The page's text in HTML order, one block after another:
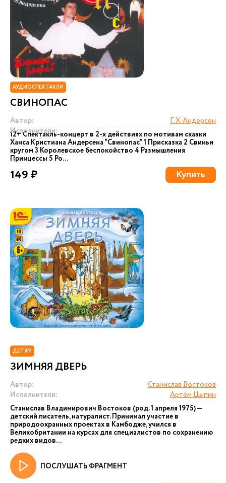
АУДИОСПЕКТАКЛИ
СВИНОПАС
Автор:
Г. Х. Андерсен
Исполнители:
12+ Cпектакль-концерт в 2-х действиях по мотивам сказки
Ханса Кристиана Андерсена “Свинопас” 1 Присказка 2 Свиньи
кругом 3 Королевское беспокойство 4 Размышления
Принцессы 5 Ро...
149 ₽ Купить
ДЕТЯМ
ЗИМНЯЯ ДВЕРЬ
Автор:
Станислав Востоков
Исполнители:
Артём Цыпин
Станислав Владимирович Востоков (род. 1 апреля 1975) —
детский писатель, натуралист. Принимал участие в
природоохранных проектах в Камбодже, учился в
Великобритании на курсах для специалистов по сохранению
редких видов...
ПОСЛУШАТЬ ФРАГМЕНТ